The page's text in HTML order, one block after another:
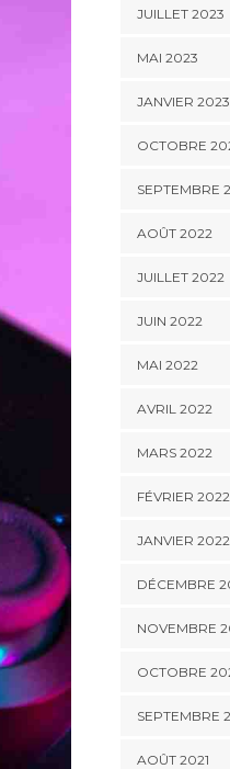
JUILLET 2023
MAI 2023
JANVIER 2023
OCTOBRE
SEPTEMBRE
AOÛT 2022
JUILLET 2022
JUIN 2022
MAI 2022
AVRIL 2022
MARS 2022
FÉVRIER 2022
JANVIER 2022
DÉCEMBRE
NOVEMBRE
OCTOBRE
SEPTEMBRE
AOÛT 2021